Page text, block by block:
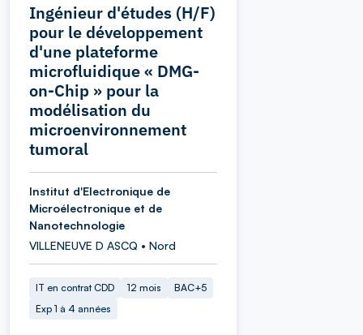
Ingénieur d'études (H/F)
pour le développement
d'une plateforme
microfluidique « DMG-
on-Chip » pour la
modélisation du
microenvironnement
tumoral
Institut d'Electronique de
Microélectronique et de
Nanotechnologie
VILLENEUVE D ASCQ • Nord
IT en contrat CDD 12 mois
BAC+5
Exp 1 à 4 années